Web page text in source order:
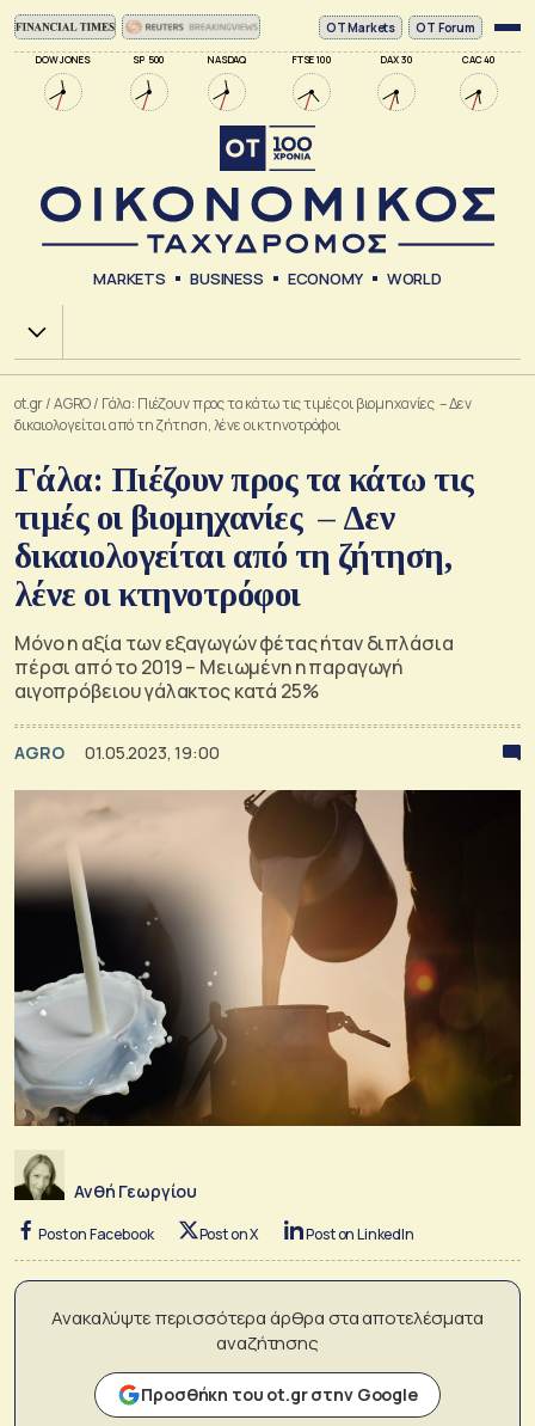
DOW JONES SP 500 NASDAQ FTSE 100 DAX 30 CAC 40
ΟΤ Markets OT Forum
MARKETS BUSINESS ECONOMY WORLD
Χ.Α.
ot.gr/AGRO/ Γάλα: Πιέζουν προς τα κάτω τις τιμές οι βιομηχανίες – Δεν
δικαιολογείται από τη ζήτηση, λένε οι κτηνοτρόφοι
Γάλα: Πιέζουν προς τα κάτω τις
τιμές οι βιομηχανίες – Δεν
δικαιολογείται από τη ζήτηση,
λένε οι κτηνοτρόφοι
Μόνο η αξία των εξαγωγών φέτας ήταν διπλάσια
πέρσι από το 2019 – Μειωμένη η παραγωγή
αιγοπρόβειου γάλακτος κατά 25%
AGRO 01.05.2023, 19:00
Ανθή Γεωργίου
Post on Facebook Post on X Post on LinkedIn
Ανακαλύψτε περισσότερα άρθρα στα αποτελέσματα
αναζήτησης
Προσθήκη του ot.gr στην Google